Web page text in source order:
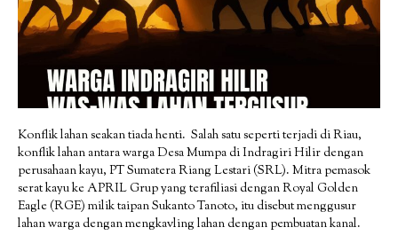
Konflik lahan seakan tiada henti. Salah satu seperti terjadi di Riau,
konflik lahan antara warga Desa Mumpa di Indragiri Hilir dengan
perusahaan kayu, PT Sumatera Riang Lestari (SRL). Mitra pemasok
serat kayu ke APRIL Grup yang terafiliasi dengan Royal Golden
Eagle (RGE) milik taipan Sukanto Tanoto, itu disebut menggusur
lahan warga dengan mengkavling lahan dengan pembuatan kanal.